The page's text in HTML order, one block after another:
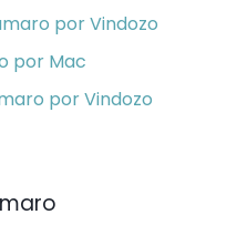
por Vindozo
por Mac
por Vindozo